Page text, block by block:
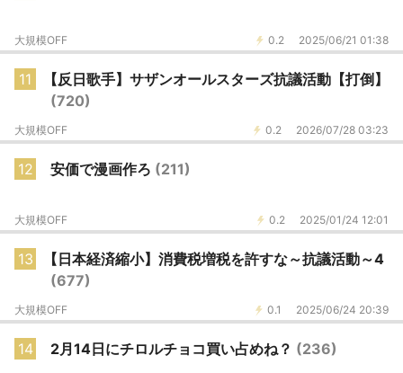
0.2 2025/06/21 01:38
大規模OFF
11
【反日歌手】サザンオールスターズ抗議活動【打倒】
(720)
0.2 2026/07/28 03:23
大規模OFF
12 安価で漫画作ろ (211)
0.2 2025/01/24 12:01
大規模OFF
13
【日本経済縮小】消費税増税を許すな～抗議活動～4
(677)
0.1 2025/06/24 20:39
大規模OFF
14 2月14日にチロルチョコ買い占めね？ (236)